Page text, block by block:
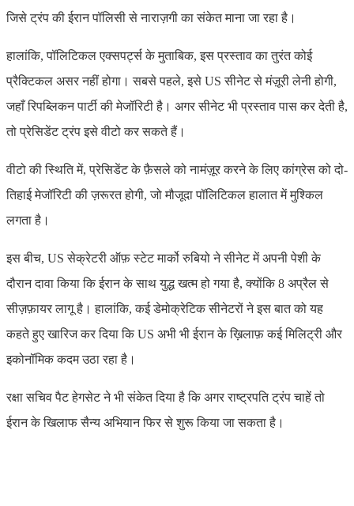
जिसे ट्रंप की ईरान पॉलिसी से नाराज़गी का संकेत माना जा रहा है।
हालांकि, पॉलिटिकल एक्सपर्ट्स के मुताबिक, इस प्रस्ताव का तुरंत कोई
प्रैक्टिकल असर नहीं होगा। सबसे पहले, इसे US सीनेट से मंज़ूरी लेनी होगी,
जहाँ रिपब्लिकन पार्टी की मेजॉरिटी है। अगर सीनेट भी प्रस्ताव पास कर देती है,
तो प्रेसिडेंट ट्रंप इसे वीटो कर सकते हैं।
वीटो की स्थिति में, प्रेसिडेंट के फ़ैसले को नामंज़ूर करने के लिए कांग्रेस को दो-
तिहाई मेजॉरिटी की ज़रूरत होगी, जो मौजूदा पॉलिटिकल हालात में मुश्किल
लगता है।
इस बीच, US सेक्रेटरी ऑफ़ स्टेट मार्को रुबियो ने सीनेट में अपनी पेशी के
दौरान दावा किया कि ईरान के साथ युद्ध खत्म हो गया है, क्योंकि 8 अप्रैल से
सीज़फ़ायर लागू है। हालांकि, कई डेमोक्रेटिक सीनेटरों ने इस बात को यह
कहते हुए खारिज कर दिया कि US अभी भी ईरान के ख़िलाफ़ कई मिलिट्री और
इकोनॉमिक कदम उठा रहा है।
रक्षा सचिव पैट हेगसेट ने भी संकेत दिया है कि अगर राष्ट्रपति ट्रंप चाहें तो
ईरान के खिलाफ सैन्य अभियान फिर से शुरू किया जा सकता है।